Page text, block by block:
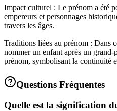
Impact culturel : Le prénom a été
empereurs et personnages
travers les âges.
Traditions liées au prénom : Dans
nommer un enfant après un grand-
prénom, symbolisant la continuité
Questions Fréquentes
Quelle est la signification